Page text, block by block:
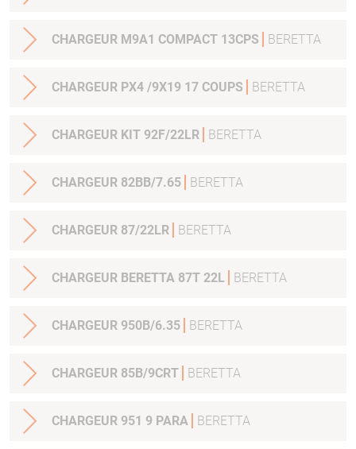
CHARGEUR M9A1 COMPACT 13CPS BERETTA
CHARGEUR PX4 /9X19 17 COUPS BERETTA
CHARGEUR KIT 92F/22LR BERETTA
CHARGEUR 82BB/7.65 BERETTA
CHARGEUR 87/22LR BERETTA
CHARGEUR BERETTA 87T 22L BERETTA
CHARGEUR 950B/6.35 BERETTA
CHARGEUR 85B/9CRT BERETTA
CHARGEUR 951 9 PARA BERETTA